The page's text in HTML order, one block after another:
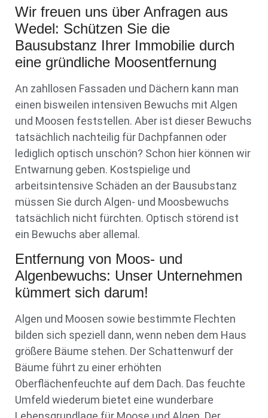
Wir freuen uns über Anfragen aus
Wedel: Schützen Sie die
Bausubstanz Ihrer Immobilie durch
eine gründliche Moosentfernung
An zahllosen Fassaden und Dächern kann man
einen bisweilen intensiven Bewuchs mit Algen
und Moosen feststellen. Aber ist dieser Bewuchs
tatsächlich nachteilig für Dachpfannen oder
lediglich optisch unschön? Schon hier können wir
Entwarnung geben. Kostspielige und
arbeitsintensive Schäden an der Bausubstanz
müssen Sie durch Algen- und Moosbewuchs
tatsächlich nicht fürchten. Optisch störend ist
ein Bewuchs aber allemal.
Entfernung von Moos- und
Algenbewuchs: Unser Unternehmen
kümmert sich darum!
Algen und Moosen sowie bestimmte Flechten
bilden sich speziell dann, wenn neben dem Haus
größere Bäume stehen. Der Schattenwurf der
Bäume führt zu einer erhöhten
Oberflächenfeuchte auf dem Dach. Das feuchte
Umfeld wiederum bietet eine wunderbare